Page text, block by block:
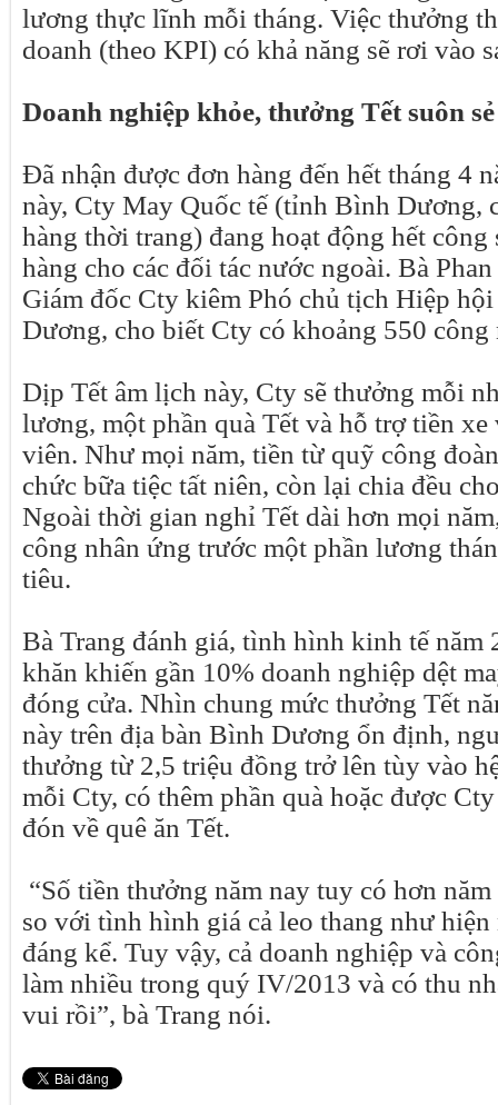
lương thực lĩnh mỗi tháng. Việc thưởng
doanh (theo KPI) có khả năng sẽ rơi vào
Doanh nghiệp khỏe, thưởng Tết suôn sẻ
Đã nhận được đơn hàng đến hết tháng 4
này, Cty May Quốc tế (tỉnh Bình Dương,
hàng thời trang) đang hoạt động hết công
hàng cho các đối tác nước ngoài. Bà
Giám đốc Cty kiêm Phó chủ tịch Hiệp
Dương, cho biết Cty có khoảng 550
Dịp Tết âm lịch này, Cty sẽ thưởng mỗi
lương, một phần quà Tết và hỗ trợ tiền xe
viên. Như mọi năm, tiền từ quỹ công
chức bữa tiệc tất niên, còn lại chia đều
Ngoài thời gian nghỉ Tết dài hơn mọi
công nhân ứng trước một phần lương
tiêu.
Bà Trang đánh giá, tình hình kinh tế năm
khăn khiến gần 10% doanh nghiệp dệt
đóng cửa. Nhìn chung mức thưởng Tết
này trên địa bàn Bình Dương ổn định,
thưởng từ 2,5 triệu đồng trở lên tùy vào
mỗi Cty, có thêm phần quà hoặc được
đón về quê ăn Tết.
“Số tiền thưởng năm nay tuy có hơn
so với tình hình giá cả leo thang như
đáng kể. Tuy vậy, cả doanh nghiệp và
làm nhiều trong quý IV/2013 và có thu
vui rồi”, bà Trang nói.